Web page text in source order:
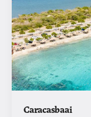
Caracasbaai